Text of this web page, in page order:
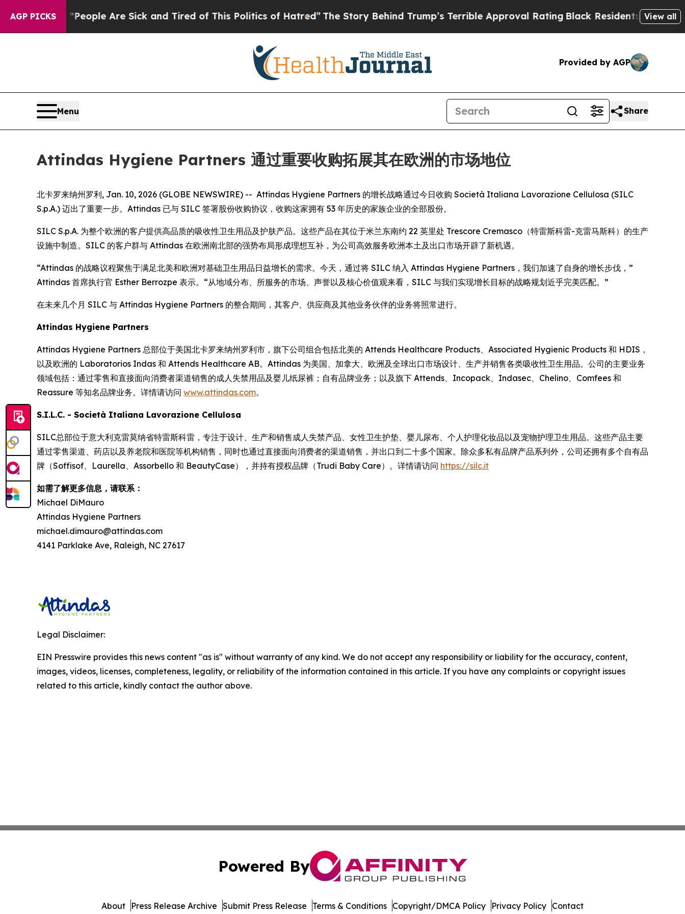
AGP PICKS
Win: “People Are Sick and Tired of This Politics of Hatred”The Story Behind Trump’s Terrible Approval RatingBlack Residents Warned of
View all
Provided by AGP
Menu Share
Attindas Hygiene Partners 通过重要收购拓展其在欧洲的市场地位
北卡罗来纳州罗利, Jan. 10, 2026 (GLOBE NEWSWIRE) -- Attindas Hygiene Partners 的增长战略通过今日收购 Società Italiana Lavorazione Cellulosa (SILC
S.p.A.) 迈出了重要一步。Attindas 已与 SILC 签署股份收购协议，收购这家拥有 53 年历史的家族企业的全部股份。
SILC S.p.A. 为整个欧洲的客户提供高品质的吸收性卫生用品及护肤产品。这些产品在其位于米兰东南约 22 英里处 Trescore Cremasco（特雷斯科雷-克雷马斯科）的生产
设施中制造。SILC 的客户群与 Attindas 在欧洲南北部的强势布局形成理想互补，为公司高效服务欧洲本土及出口市场开辟了新机遇。
“Attindas 的战略议程聚焦于满足北美和欧洲对基础卫生用品日益增长的需求。今天，通过将 SILC 纳入 Attindas Hygiene Partners，我们加速了自身的增长步伐，”
Attindas 首席执行官 Esther Berrozpe 表示。“从地域分布、所服务的市场、声誉以及核心价值观来看，SILC 与我们实现增长目标的战略规划近乎完美匹配。”
在未来几个月 SILC 与 Attindas Hygiene Partners 的整合期间，其客户、供应商及其他业务伙伴的业务将照常进行。
Attindas Hygiene Partners
Attindas Hygiene Partners 总部位于美国北卡罗来纳州罗利市，旗下公司组合包括北美的 Attends Healthcare Products、Associated Hygienic Products 和 HDIS，
以及欧洲的 Laboratorios Indas 和 Attends Healthcare AB。Attindas 为美国、加拿大、欧洲及全球出口市场设计、生产并销售各类吸收性卫生用品。公司的主要业务
领域包括：通过零售和直接面向消费者渠道销售的成人失禁用品及婴儿纸尿裤；自有品牌业务；以及旗下 Attends、Incopack、Indasec、Chelino、Comfees 和
Reassure 等知名品牌业务。详情请访问 www.attindas.com。
S.I.L.C. - Società Italiana Lavorazione Cellulosa
SILC总部位于意大利克雷莫纳省特雷斯科雷，专注于设计、生产和销售成人失禁产品、女性卫生护垫、婴儿尿布、个人护理化妆品以及宠物护理卫生用品。这些产品主要
通过零售渠道、药店以及养老院和医院等机构销售，同时也通过直接面向消费者的渠道销售，并出口到二十多个国家。除众多私有品牌产品系列外，公司还拥有多个自有品
牌（Soffisof、Laurella、Assorbello 和 BeautyCase），并持有授权品牌（Trudi Baby Care）。详情请访问 https://silc.it
如需了解更多信息，请联系：
Michael DiMauro
Attindas Hygiene Partners
michael.dimauro@attindas.com
4141 Parklake Ave, Raleigh, NC 27617
Legal Disclaimer:
EIN Presswire provides this news content "as is" without warranty of any kind. We do not accept any responsibility or liability for the accuracy, content,
images, videos, licenses, completeness, legality, or reliability of the information contained in this article. If you have any complaints or copyright issues
related to this article, kindly contact the author above.
Powered By
About Press Release Archive Submit Press Release Terms & Conditions Copyright/DMCA Policy Privacy Policy Contact